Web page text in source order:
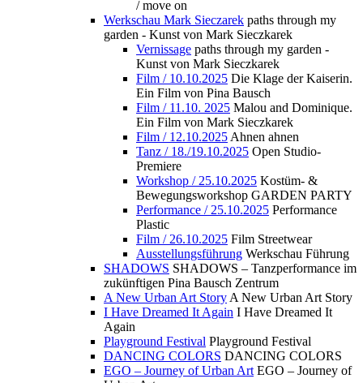
/ move on
Werkschau Mark Sieczarek paths through my
garden - Kunst von Mark Sieczkarek
Vernissage paths through my garden -
Kunst von Mark Sieczkarek
Film / 10.10.2025 Die Klage der Kaiserin.
Ein Film von Pina Bausch
Film / 11.10. 2025 Malou and Dominique.
Ein Film von Mark Sieczkarek
Film / 12.10.2025 Ahnen ahnen
Tanz / 18./19.10.2025 Open Studio-
Premiere
Workshop / 25.10.2025 Kostüm- &
Bewegungsworkshop GARDEN PARTY
Performance / 25.10.2025 Performance
Plastic
Film / 26.10.2025 Film Streetwear
Ausstellungsführung Werkschau Führung
SHADOWS SHADOWS – Tanzperformance im
zukünftigen Pina Bausch Zentrum
A New Urban Art Story A New Urban Art Story
I Have Dreamed It Again I Have Dreamed It
Again
Playground Festival Playground Festival
DANCING COLORS DANCING COLORS
EGO – Journey of Urban Art EGO – Journey of